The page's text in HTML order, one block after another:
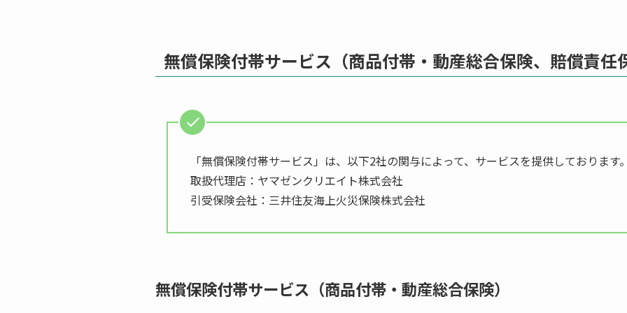
無償保険付帯サービス（商品付帯・動産総合保険、賠償責任
「無償保険付帯サービス」は、以下2社の関与によって、サービスを提供しております。
取扱代理店：ヤマゼンクリエイト株式会社
引受保険会社：三井住友海上火災保険株式会社
無償保険付帯サービス（商品付帯・動産総合保険）